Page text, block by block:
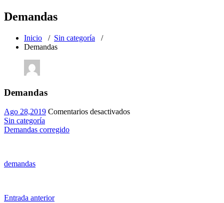
Demandas
Inicio / Sin categoría /
Demandas
Demandas
Ago 28,2019 Comentarios desactivadosen
Sin categoría
Demandas corregido
demandas
Entrada anterior